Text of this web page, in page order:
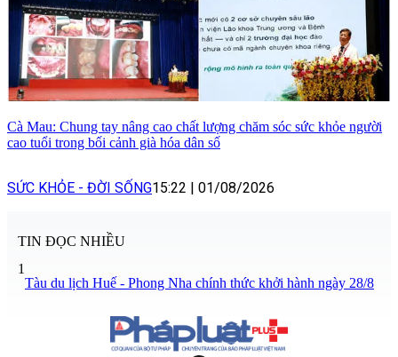
Cà Mau: Chung tay nâng cao chất lượng chăm sóc sức khỏe người
cao tuổi trong bối cảnh già hóa dân số
SỨC KHỎE - ĐỜI SỐNG15:22 | 01/08/2026
TIN ĐỌC NHIỀU
1
Tàu du lịch Huế - Phong Nha chính thức khởi hành ngày 28/8